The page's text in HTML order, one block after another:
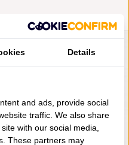
DAN
Details
and ads, provide social
traffic. We also share
with our social media,
These partners may